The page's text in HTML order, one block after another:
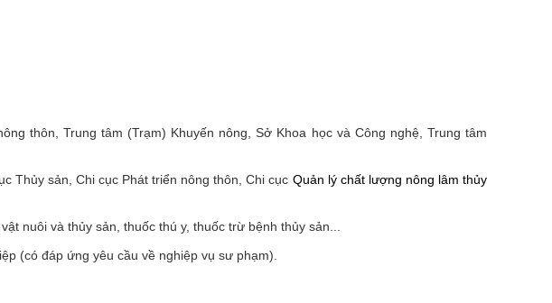
thôn, Trung tâm (Trạm) Khuyến nông, Sở Khoa học và Công nghệ, Trung tâm
Thủy sản, Chi cục Phát triển nông thôn, Chi cục Quản lý chất lượng nông lâm thủy
nuôi và thủy sản, thuốc thú y, thuốc trừ bệnh thủy sản...
(có đáp ứng yêu cầu về nghiệp vụ sư phạm).